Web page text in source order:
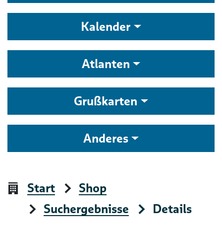
Kalender
Atlanten
Grußkarten
Anderes
Start
Shop
Suchergebnisse
Details